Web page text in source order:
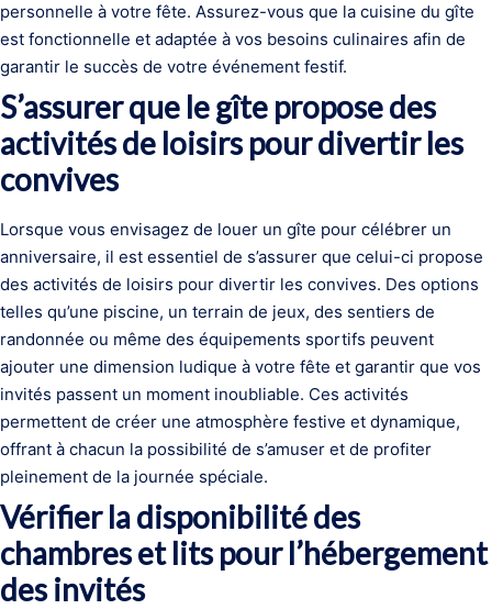
personnelle à votre fête. Assurez-vous que la cuisine du gîte
est fonctionnelle et adaptée à vos besoins culinaires afin de
garantir le succès de votre événement festif.
S’assurer que le gîte propose des
activités de loisirs pour divertir les
convives
Lorsque vous envisagez de louer un gîte pour célébrer un
anniversaire, il est essentiel de s’assurer que celui-ci propose
des activités de loisirs pour divertir les convives. Des options
telles qu’une piscine, un terrain de jeux, des sentiers de
randonnée ou même des équipements sportifs peuvent
ajouter une dimension ludique à votre fête et garantir que vos
invités passent un moment inoubliable. Ces activités
permettent de créer une atmosphère festive et dynamique,
offrant à chacun la possibilité de s’amuser et de profiter
pleinement de la journée spéciale.
Vérifier la disponibilité des
chambres et lits pour l’hébergement
des invités